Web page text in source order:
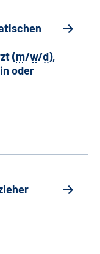
(m/w/d),
oder